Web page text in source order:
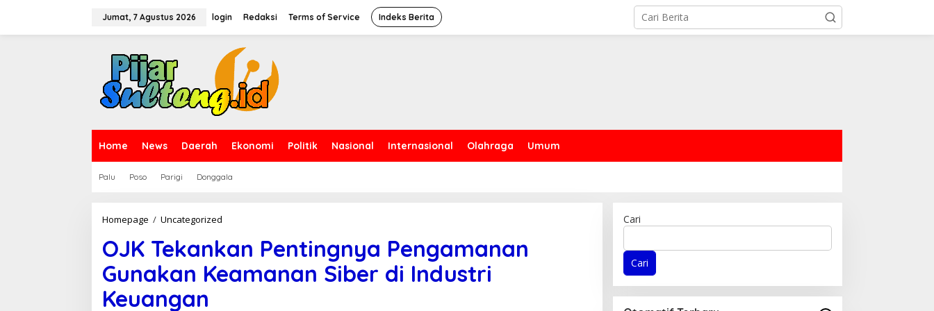
Jumat, 7 Agustus 2026 login Redaksi Terms of Service Indeks Berita
Home News Daerah Ekonomi Politik Nasional Internasional Olahraga Umum
Palu Poso Parigi Donggala
Homepage / Uncategorized
K
T
e
k
OJK Tekankan Pentingnya Pengamanan
Gunakan Keamanan Siber di Industri
Keuangan
Cari
Cari